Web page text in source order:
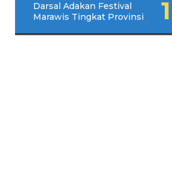
Darsal Adakan Festival
Marawis Tingkat Provinsi